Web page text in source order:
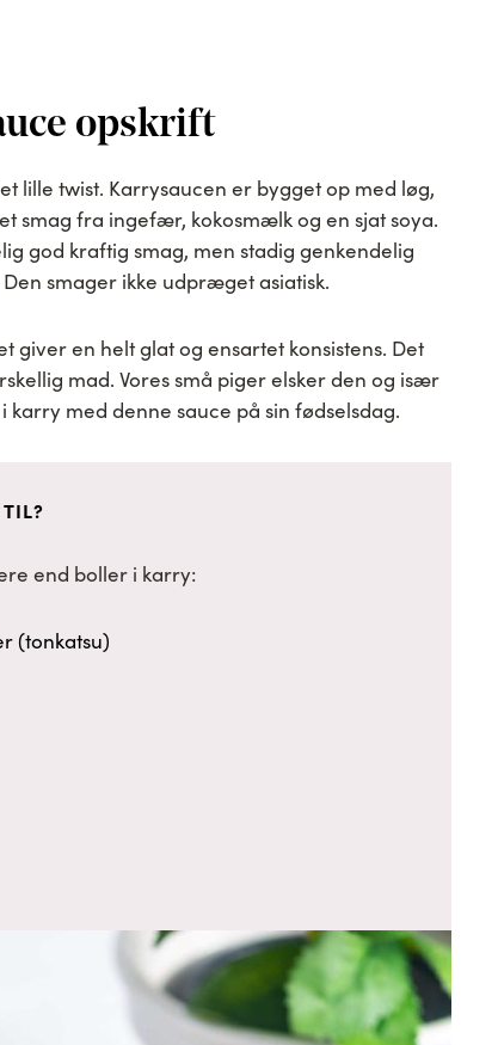
opskrift
lille twist. Karrysaucen er bygget op med løg,
smag fra ingefær, kokosmælk og en sjat soya.
god kraftig smag, men stadig genkendelig
smager ikke udpræget asiatisk.
giver en helt glat og ensartet konsistens. Det
mad. Vores små piger elsker den og især
med denne sauce på sin fødselsdag.
end boller i karry:
(tonkatsu)